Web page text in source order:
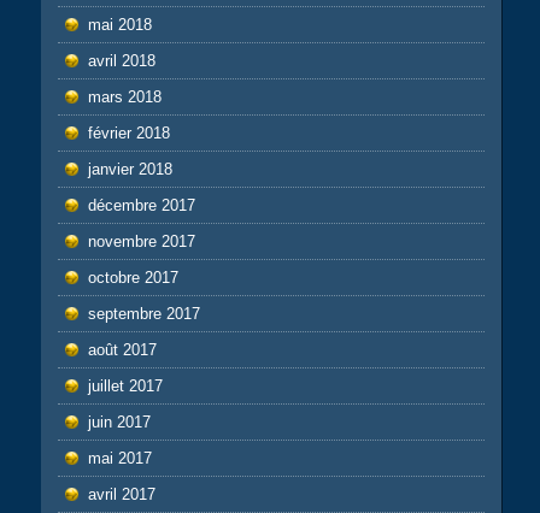
mai 2018
avril 2018
mars 2018
février 2018
janvier 2018
décembre 2017
novembre 2017
octobre 2017
septembre 2017
août 2017
juillet 2017
juin 2017
mai 2017
avril 2017